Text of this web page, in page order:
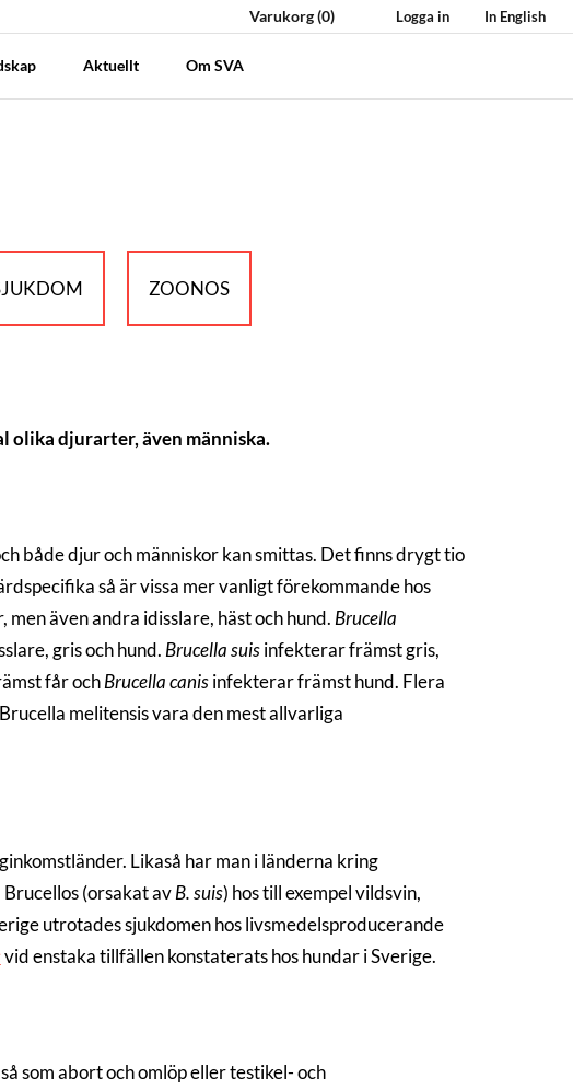
Varukorg(0) Logga in In English
Aktuellt Om SVA
ZOONOS
olika djurarter, även människa.
både djur och människor kan smittas. Det finns drygt tio
så är vissa mer vanligt förekommande hos
även andra idisslare, häst och hund. Brucella
gris och hund. Brucella suisinfekterar främst gris,
får ochBrucella canisinfekterar främst hund. Flera
melitensis vara den mest allvarliga
Likaså har man i länderna kring
(orsakat avB. suis) hos till exempel vildsvin,
utrotades sjukdomen hos livsmedelsproducerande
vid enstaka tillfällen konstaterats hos hundar i Sverige.
som abort och omlöp eller testikel- och